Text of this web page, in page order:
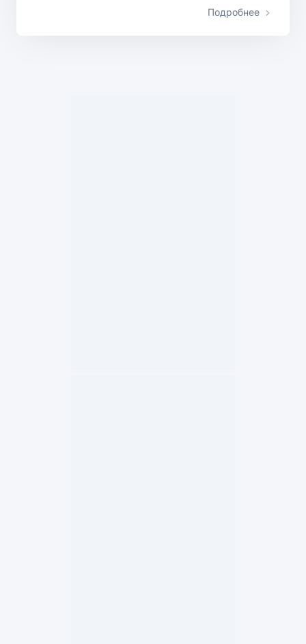
Подробнее